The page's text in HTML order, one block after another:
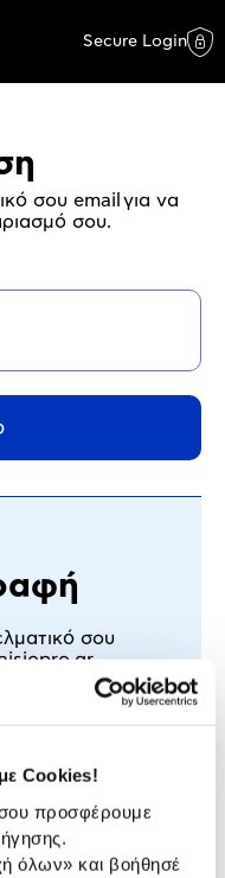
Cookies!
προσφέρουμε
όλων» και βοήθησέ
Secure Login
σου email για να
σου.
σου
τρόποι
ανάγκη